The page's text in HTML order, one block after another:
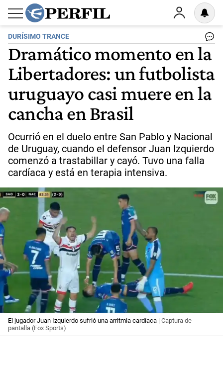
DURÍSIMO TRANCE
Dramático momento en la
Libertadores: un futbolista
uruguayo casi muere en la
cancha en Brasil
Ocurrió en el duelo entre San Pablo y Nacional
de Uruguay, cuando el defensor Juan Izquierdo
comenzó a trastabillar y cayó. Tuvo una falla
cardíaca y está en terapia intensiva.
El jugador Juan Izquierdo sufrió una arritmia cardíaca | Captura de
pantalla (Fox Sports)